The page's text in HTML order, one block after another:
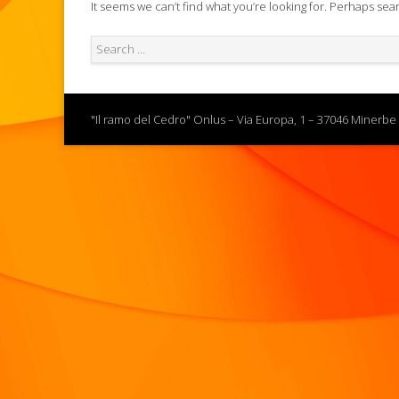
It seems we can’t find what you’re looking for. Perhaps
"Il ramo del Cedro" Onlus – Via Europa, 1 – 37046 Minerbe